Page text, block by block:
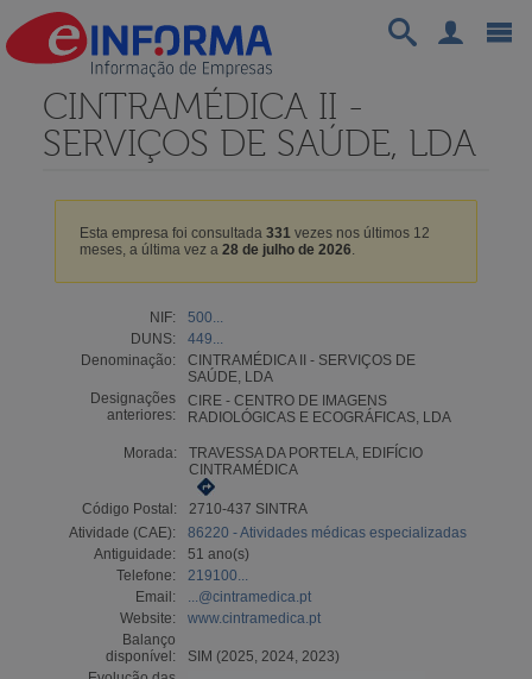
CINTRAMÉDICA II -
SERVIÇOS DE SAÚDE, LDA
Esta empresa foi consultada 331vezes nos últimos 12
meses, a última vez a 28 de julho de 2026.
NIF:
500...
DUNS:
449...
Denominação:
CINTRAMÉDICA II - SERVIÇOS DE
SAÚDE, LDA
Designações
anteriores:
CIRE - CENTRO DE IMAGENS
RADIOLÓGICAS E ECOGRÁFICAS, LDA
Morada:
TRAVESSA DA PORTELA, EDIFÍCIO
CINTRAMÉDICA
Código Postal:
2710-437 SINTRA
Atividade (CAE):
86220 - Atividades médicas especializadas
Antiguidade:
51 ano(s)
Telefone:
219100...
Email:
...@cintramedica.pt
Website:
www.cintramedica.pt
Balanço
disponível:
SIM (2025, 2024, 2023)